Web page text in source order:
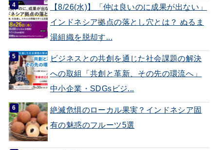
【8/26(水)】「仲は良いのに成果が出ない」
インドネシア拠点の落とし穴とは？ ぬるま
湯組織を脱却す...
ビジネスとの共創を通じた社会課題の解決
への取組「共創と革新、その先の環流へ」
中小企業・SDGsビジ...
絶滅危惧のローカル果実？インドネシア固
有の魅惑のフルーツ5選